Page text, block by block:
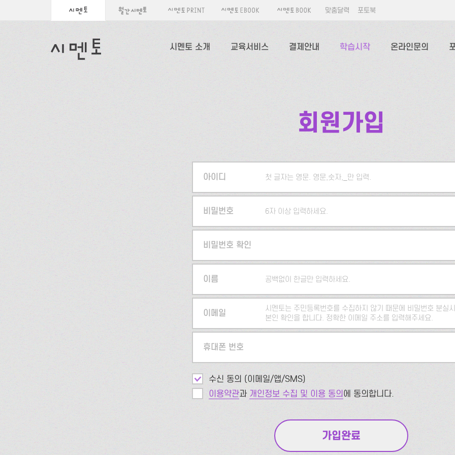
맞춤달력 포토북
시멘토 소개 교육서비스 결제안내 학습시작 온라인문의
회원가입
아이디 첫 글자는 영문. 영문,숫자,_만 입력.
5자 이상 입력하세요.
비밀번호 6자 이상 입력하세요.
비밀번호 확인
이름 공백없이 한글만 입력하세요.
이메일
시멘토는 주민등록번호를 수집하지 않기 때문에 비밀번호 분실
본인 확인을 합니다. 정확한 이메일 주소를 입력해주세요.
휴대폰 번호
수신 동의 (이메일/앱/SMS)
이용약관과 개인정보 수집 및 이용 동의에 동의합니다.